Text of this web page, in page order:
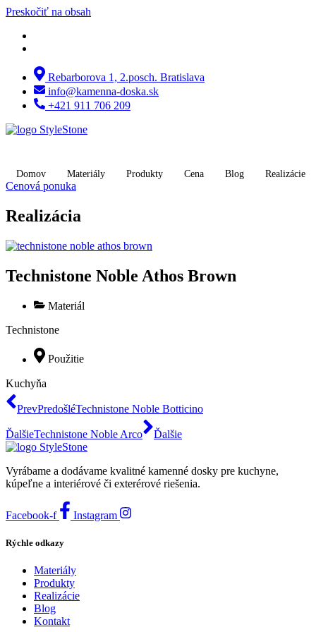
Preskočiť na obsah
Rebarborova 1, 2.posch. Bratislava
info@kamenna-doska.sk
+421 911 706 209
Domov Materiály Produkty Cena Blog Realizácie
Cenová ponuka
Realizácia
Technistone Noble Athos Brown
Materiál
Technistone
Použitie
Kuchyňa
PrevPredošléTechnistone Noble Botticino
ĎalšieTechnistone Noble Arco Ďalšie
Vyrábame a dodávame kvalitné kamenné dosky pre kuchyne,
kúpeľne a interiérové či exterérové riešenia.
Facebook-f Instagram
Rýchle odkazy
Materiály
Produkty
Realizácie
Blog
Kontakt